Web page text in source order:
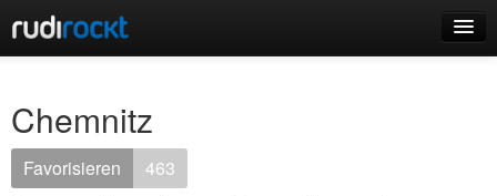
Events
Chemnitz
Favorisieren 463